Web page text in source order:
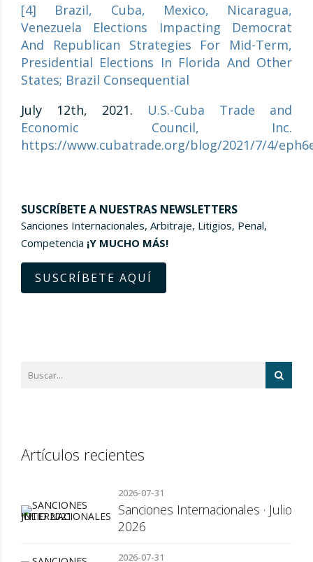
[4]
Brazil, Cuba, Mexico, Nicaragua,
Venezuela Elections Impacting Democrat
And Republican Strategies For Mid-Term,
Presidential Elections In Florida And Other
States; Brazil Consequential
July 12th, 2021. U.S.-Cuba Trade and
Economic Council, Inc.
https://www.cubatrade.org/blog/2021/7/4/
SUSCRÍBETE A NUESTRAS NEWSLETTERS
Sanciones Internacionales, Arbitraje, Litigios, Penal,
Competencia ¡Y MUCHO MÁS!
SUSCRÍBETE AQUÍ
Artículos recientes
2026-07-31
Sanciones Internacionales · Julio
2026
2026-07-31